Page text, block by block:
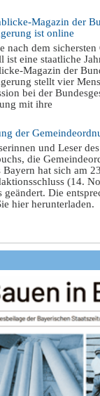
Magazin der
ist online
nach dem
ist eine staatliche
Magazin der
stellt vier
bei der
mit ihre
der
und Leser
die
Bayern hat sich am
(14.
geändert. Die
hier herunterladen.